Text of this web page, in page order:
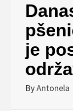
je
ByAntonela